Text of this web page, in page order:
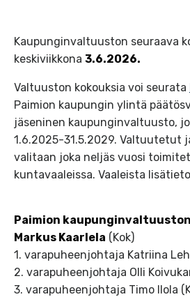
Kaupunginvaltuuston seuraava
keskiviikkona 3.6.2026.
Valtuuston kokouksia voi seurata
Paimion kaupungin ylintä
jäseninen kaupunginvaltuusto,
1.6.2025-31.5.2029. Valtuutetut
valitaan joka neljäs vuosi
kuntavaaleissa. Vaaleista
Paimion
Markus Kaarlela (Kok)
1. varapuheenjohtaja Katriina
2. varapuheenjohtaja Olli
3. varapuheenjohtaja Timo Ilola